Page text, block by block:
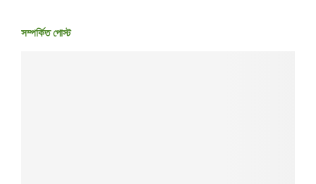
সম্পর্কিত পোস্ট